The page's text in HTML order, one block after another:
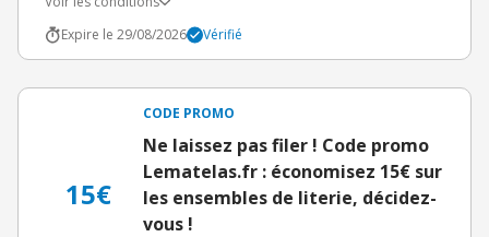
Expire le 29/08/2026
Vérifié
15€
CODE PROMO
Ne laissez pas filer ! Code promo
Lematelas.fr : économisez 15€ sur
les ensembles de literie, décidez-
vous !